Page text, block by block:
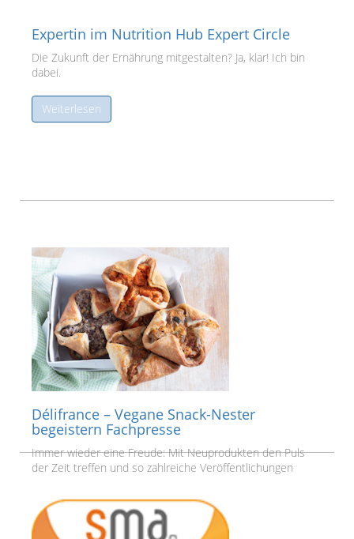
Expertin im Nutrition Hub Expert Circle
Die Zukunft der Ernährung mitgestalten? Ja, klar! Ich bin
dabei.
Weiterlesen
Délifrance – Vegane Snack-Nester
begeistern Fachpresse
Immer wieder eine Freude: Mit Neuprodukten den Puls
der Zeit treffen und so zahlreiche Veröffentlichungen
Weiterlesen